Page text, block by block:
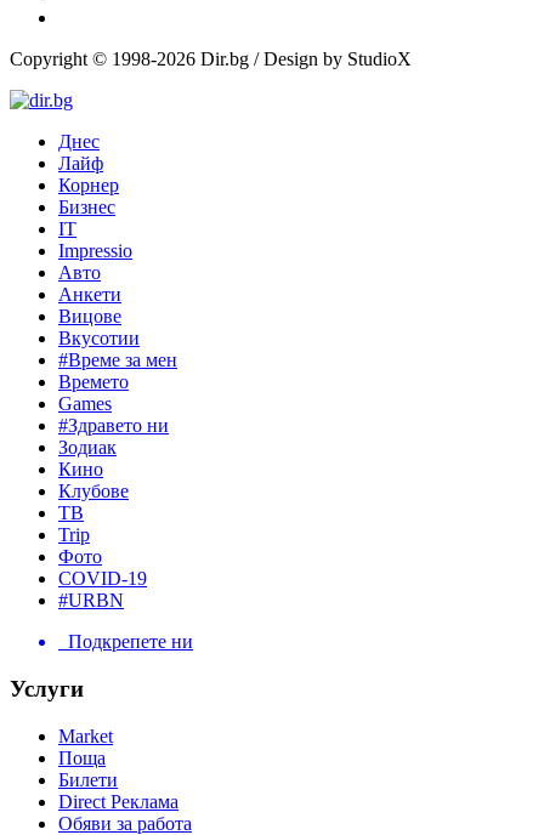
Copyright © 1998-2026 Dir.bg / Design by StudioX
Днес
Лайф
Корнер
Бизнес
IT
Impressio
Авто
Анкети
Вицове
Вкусотии
#Време за мен
Времето
Games
#Здравето ни
Зодиак
Кино
Клубове
ТВ
Trip
Фото
COVID-19
#URBN
Подкрепете ни
Услуги
Market
Поща
Билети
Direct Реклама
Обяви за работа